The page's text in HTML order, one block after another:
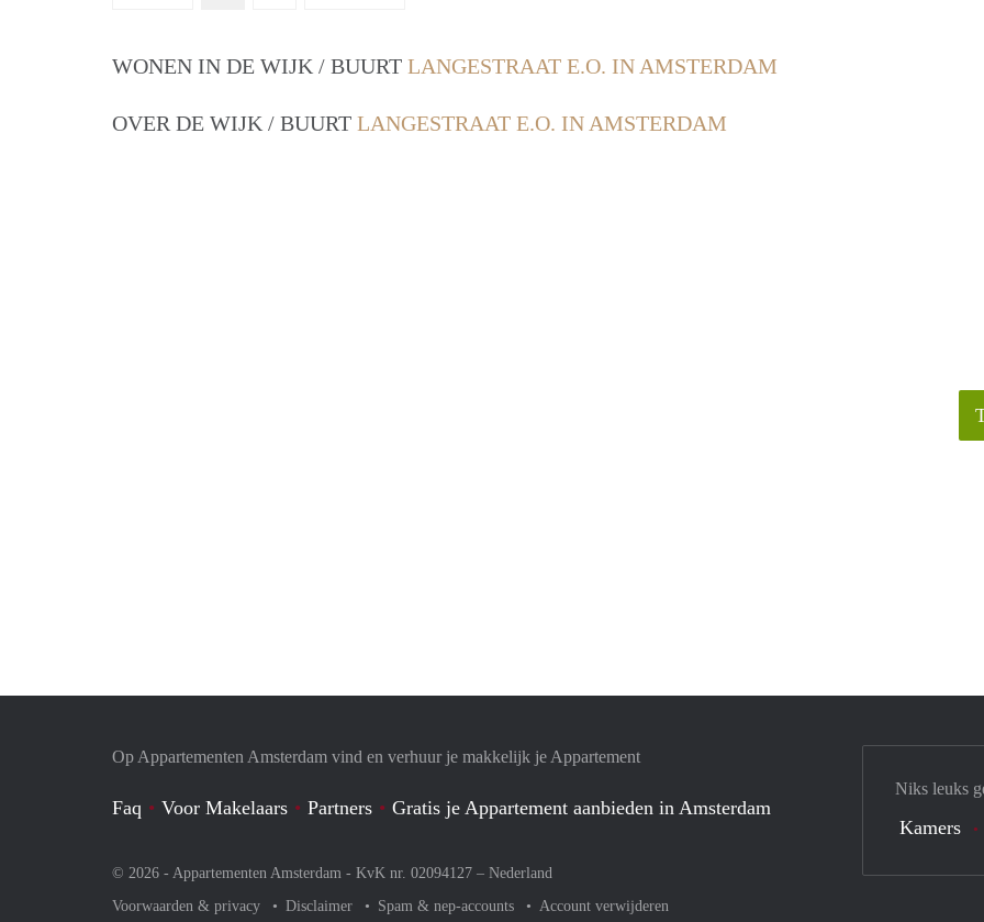
WONEN IN DE WIJK / BUURT LANGESTRAAT E.O. IN AMSTERDAM
OVER DE WIJK / BUURT LANGESTRAAT E.O. IN AMSTERDAM
Op Appartementen Amsterdam vind en verhuur je makkelijk je Appartement
Faq Voor Makelaars Partners Gratis je Appartement aanbieden in Amsterdam
© 2026 - Appartementen Amsterdam - KvK nr. 02094127 – Nederland
Voorwaarden & privacy
Disclaimer Spam & nep-accounts Account verwijderen
Niks leuks
Kamers